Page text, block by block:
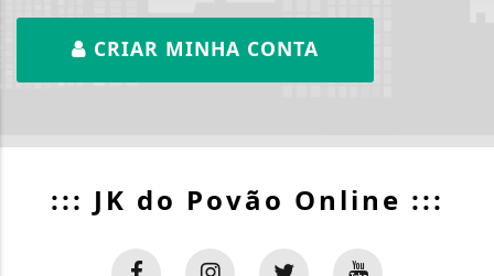
CRIAR MINHA CONTA
::: JK do Povão Online :::